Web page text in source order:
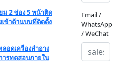
ม 2 ช่อง 5 หน้าติด
เข้าด้านบนที่ติดตั้ง
อดเครื่องสำอาง
ารทดสอบภายใน
Email /
WhatsApp
/ WeChat